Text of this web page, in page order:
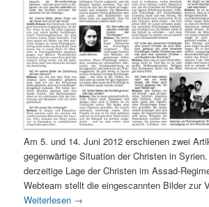
Am 5. und 14. Juni 2012 erschienen zwei
gegenwärtige Situation der Christen in
derzeitige Lage der Christen im Assad-
Webteam stellt die eingescannten Bilder zur
Weiterlesen →